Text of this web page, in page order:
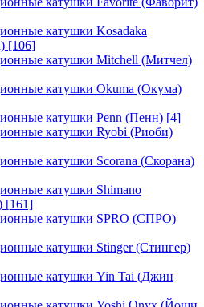
катушки Kosadaka
[106]
катушки Mitchell (Митчел)
катушки Okuma (Окума)
катушки Penn (Пенн) [4]
катушки Ryobi (Риоби)
катушки Scorana (Скорана)
катушки Shimano
[161]
катушки SPRO (СПРО)
катушки Stinger (Стингер)
катушки Yin Tai (Джин